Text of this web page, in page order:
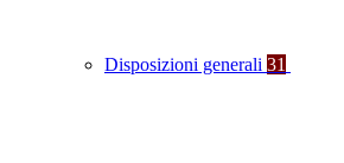
Disposizioni generali 31